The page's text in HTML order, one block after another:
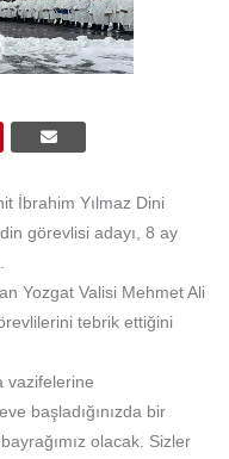
İbrahim Yılmaz Dini
görevlisi adayı, 8 ay
Yozgat Valisi Mehmet Ali
tebrik ettiğini
vazifelerine
başladığınızda bir
olacak. Sizler